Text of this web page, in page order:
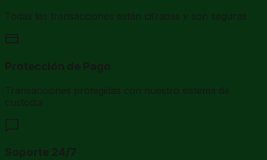
Todas las transacciones están cifradas y son seguras
Protección de Pago
Transacciones protegidas con nuestro sistema de
custodia
Soporte 24/7